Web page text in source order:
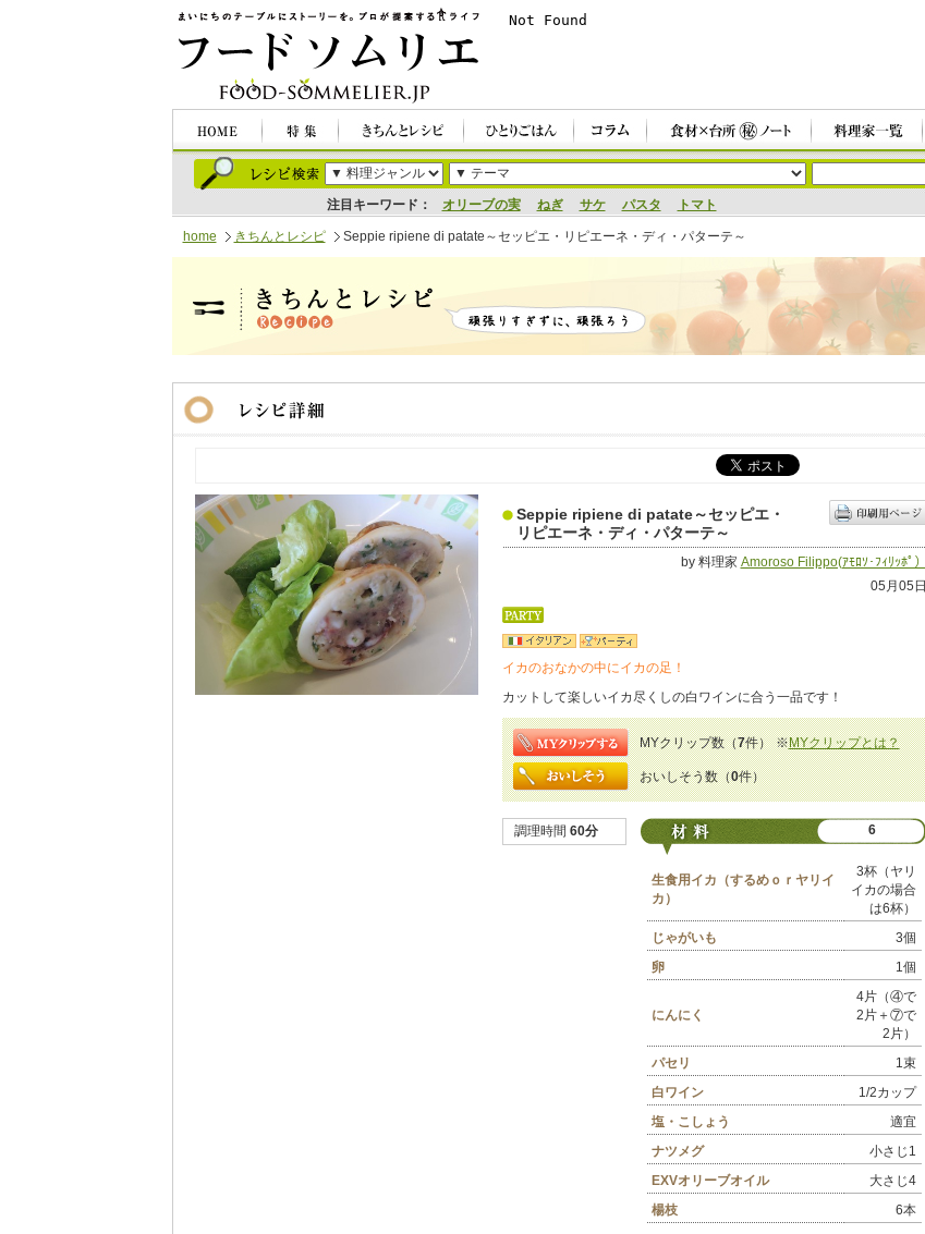
注目キーワード： オリーブの実 ねぎ サケ パスタ トマト
home きちんとレシピ Seppie ripiene di patate～セッピエ・リピエーネ・ディ・パターテ～
Seppie ripiene di patate～セッピエ・
リピエーネ・ディ・パターテ～
by 料理家 Amoroso Filippo(ｱﾓﾛｿ･ﾌｨﾘｯﾎﾟ）
05月05日
イカのおなかの中にイカの足！
カットして楽しいイカ尽くしの白ワインに合う一品です！
MYクリップ数（7件） ※MYクリップとは？
おいしそう数（0件）
調理時間 60分 6
生食用イカ（するめｏｒヤリイ
カ）
3杯（ヤリ
イカの場合
は6杯）
じゃがいも
3個
卵
1個
にんにく
4片（④で
2片＋⑦で
2片）
パセリ
1束
白ワイン
1/2カップ
塩・こしょう
適宜
ナツメグ
小さじ1
EXVオリーブオイル
大さじ4
楊枝
6本